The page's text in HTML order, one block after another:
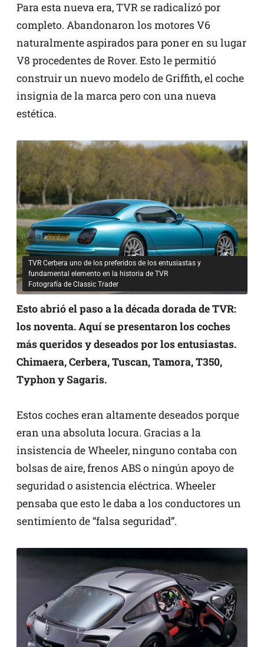
Para esta nueva era, TVR se radicalizó por
completo. Abandonaron los motores V6
naturalmente aspirados para poner en su lugar
V8 procedentes de Rover. Esto le permitió
construir un nuevo modelo de Griffith, el coche
insignia de la marca pero con una nueva
estética.
TVR Cerbera uno de los preferidos de los entusiastas y
fundamental elemento en la historia de TVR
Fotografía de Classic Trader
Esto abrió el paso a la década dorada de TVR:
los noventa. Aquí se presentaron los coches
más queridos y deseados por los entusiastas.
Chimaera, Cerbera, Tuscan, Tamora, T350,
Typhon y Sagaris.
Estos coches eran altamente deseados porque
eran una absoluta locura. Gracias a la
insistencia de Wheeler, ninguno contaba con
bolsas de aire, frenos ABS o ningún apoyo de
seguridad o asistencia eléctrica. Wheeler
pensaba que esto le daba a los conductores un
sentimiento de “falsa seguridad”.